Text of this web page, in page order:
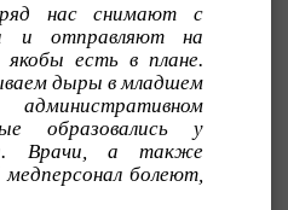
нас снимают с
и отправляют на
якобы есть в плане.
дыры в младшем
образовались у
Врачи, а также
болеют,